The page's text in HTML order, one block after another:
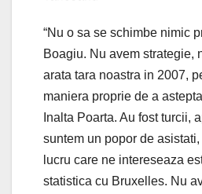
“Nu o sa se schimbe nimic
Boagiu. Nu avem strategie,
arata tara noastra in 2007,
maniera proprie de a
Inalta Poarta. Au fost turcii,
suntem un popor de
lucru care ne intereseaza
statistica cu Bruxelles. Nu